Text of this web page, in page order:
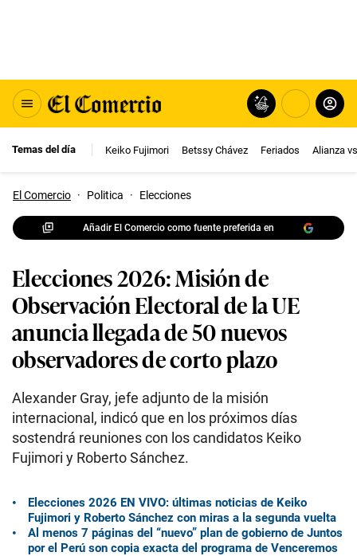
Temas del día Keiko Fujimori Betssy Chávez Feriados Alianza
El Comercio · Politica · Elecciones
Añadir El Comercio como fuente preferida en
Elecciones 2026: Misión de
Observación Electoral de la UE
anuncia llegada de 50 nuevos
observadores de corto plazo
Alexander Gray, jefe adjunto de la misión
internacional, indicó que en los próximos días
sostendrá reuniones con los candidatos Keiko
Fujimori y Roberto Sánchez.
Elecciones 2026 EN VIVO: últimas noticias de Keiko
Fujimori y Roberto Sánchez con miras a la segunda vuelta
Al menos 7 páginas del “nuevo” plan de gobierno de Juntos
por el Perú son copia exacta del programa de Venceremos